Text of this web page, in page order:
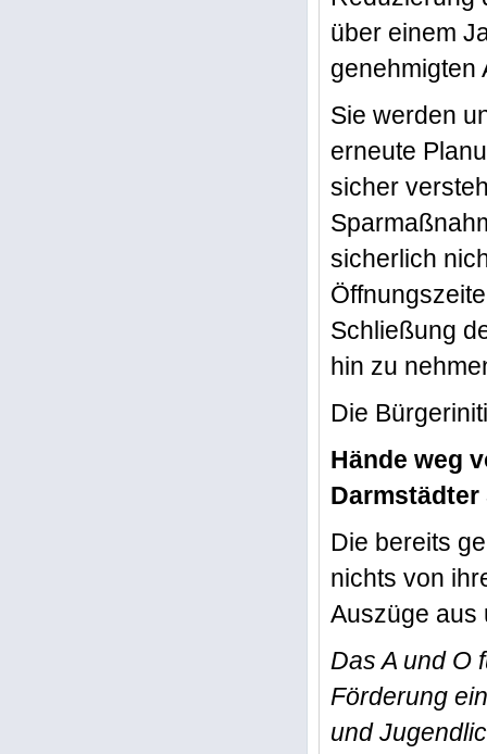
über einem
genehmigten
Sie werden
erneute
sicher
sicherlich
Schließung
hin zu
Die
Hände weg
Die bereits
nichts von
Auszüge aus
Das A und O
Förderung
und